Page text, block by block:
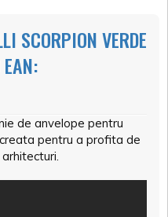
SCORPION VERDE
de anvelope pentru
pentru a profita de